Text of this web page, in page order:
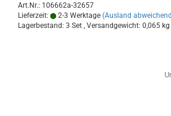
Art.Nr.: 106662a-32657
Lieferzeit:
2-3 Werktage (Ausland
Lagerbestand: 3 Set , Versandgewicht: 0,065